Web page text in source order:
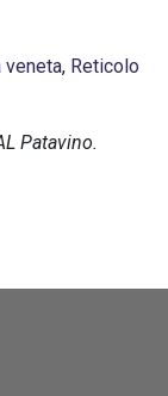
veneta, Reticolo
Patavino.